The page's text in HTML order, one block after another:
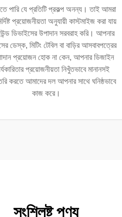
পারি যে প্রতিটি প্রকল্প অনন্য। তাই আমরা
প্রয়োজনীয়তা অনুযায়ী কাস্টমাইজ করা যায়
ডিভাইসের উপাদান সরবরাহ করি। আপনার
ডেস্ক, মিটিং টেবিল বা বাড়ির আসবাবপত্রের
প্রয়োজন হোক না কেন, আপনার ডিজাইন
প্রয়োজনীয়তা নিখুঁতভাবে মানানসই
করতে আমাদের দল আপনার সাথে ঘনিষ্ঠভাবে
কাজ করে।
সংশ্লিষ্ট পণ্য